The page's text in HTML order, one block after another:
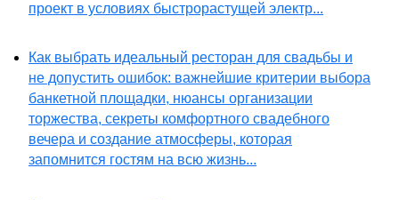
проект в условиях быстрорастущей электр...
Как выбрать идеальный ресторан для свадьбы и
не допустить ошибок: важнейшие критерии выбора
банкетной площадки, нюансы организации
торжества, секреты комфортного свадебного
вечера и создание атмосферы, которая
запомнится гостям на всю жизнь...